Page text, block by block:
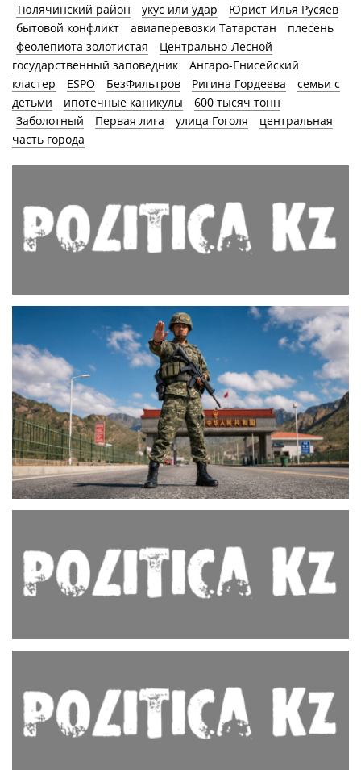
Тюлячинский район
укус или удар
Юрист Илья Русяев
бытовой конфликт
авиаперевозки Татарстан
плесень
феолепиота золотистая
Центрально-Лесной
государственный заповедник
Ангаро-Енисейский
кластер
ESPO БезФильтров Ригина Гордеева
семьи с
детьми
ипотечные каникулы
600 тысяч тонн
Заболотный
Первая лига улица Гоголя
центральная
часть города